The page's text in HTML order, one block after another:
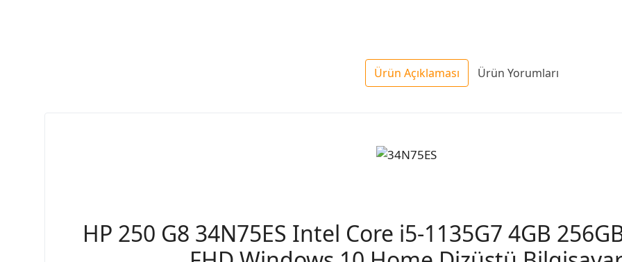
Ürün Açıklaması Ürün Yorumları
HP 250 G8 34N75ES Intel Core i5-1135G7 4GB